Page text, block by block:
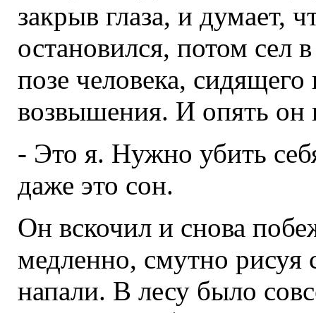
закрыв глаза, и думает,
остановился, потом сел
позе человека,
возвышения. И опять он
- Это я. Нужно убить
даже это сон.
Он вскочил и снова
медленно, смутно рисуя
напали. В лесу было